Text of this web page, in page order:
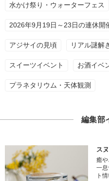
水かけ祭り・ウォーターフェス
2026年9月19日～23日の連休開
アジサイの見頃 リアル謎解
スイーツイベント お酒イベ
プラネタリウム・天体観測
編集部
ス
癒
一
ト